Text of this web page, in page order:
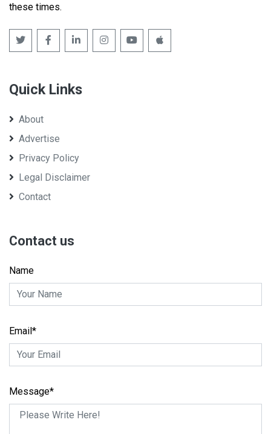
these times.
Quick Links
About
Advertise
Privacy Policy
Legal Disclaimer
Contact
Contact us
Name
Email*
Message*